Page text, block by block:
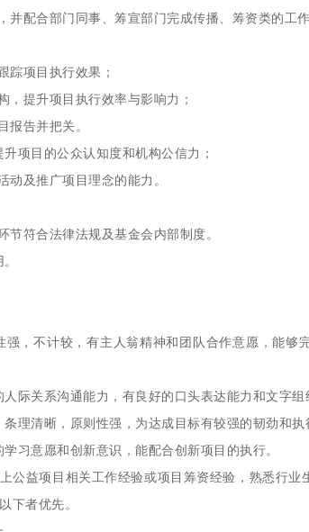
并配合部门同事、筹宣部门完成传播、筹资类的工作
踪项目执行效果；
，提升项目执行效率与影响力；
报告并把关。
项目的公众认知度和机构公信力；
及推广项目理念的能力。
节符合法律法规及基金会内部制度。
强，不计较，有主人翁精神和团队合作意愿，能够
际关系沟通能力，有良好的口头表达能力和文字组
理清晰，原则性强，为达成目标有较强的韧劲和执
习意愿和创新意识，能配合创新项目的执行。
公益项目相关工作经验或项目筹资经验，熟悉行
下者优先。